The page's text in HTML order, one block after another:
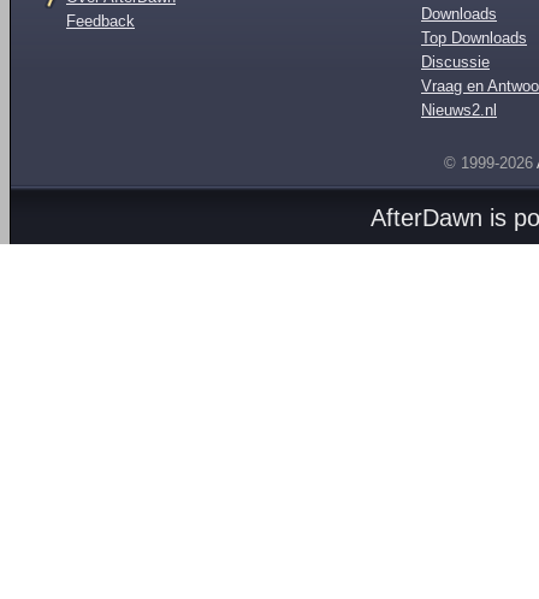
Feedback
Downloads
Top Downloads
Discussie
Vraag en
Nieuws2.nl
© 1999-2026
AfterDawn is